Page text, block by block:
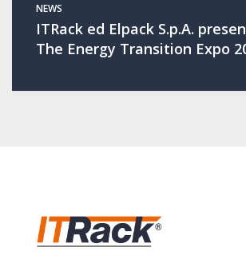
NEWS
ITRack ed Elpack S.p.A.
The Energy Transition Expo